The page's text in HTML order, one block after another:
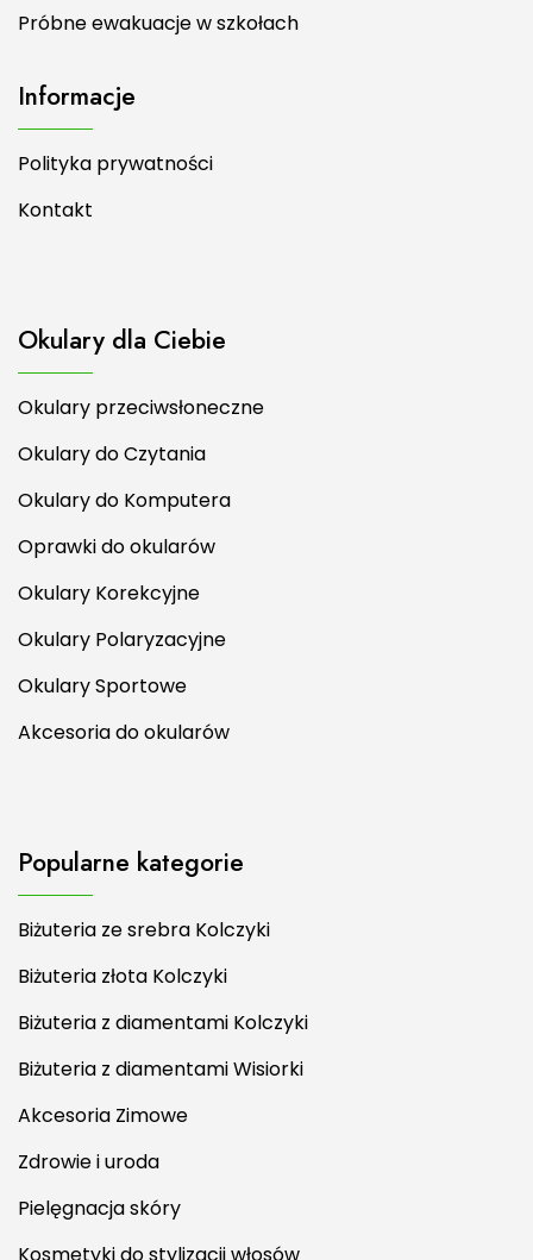
Próbne ewakuacje w szkołach
Informacje
Polityka prywatności
Kontakt
Okulary dla Ciebie
Okulary przeciwsłoneczne
Okulary do Czytania
Okulary do Komputera
Oprawki do okularów
Okulary Korekcyjne
Okulary Polaryzacyjne
Okulary Sportowe
Akcesoria do okularów
Popularne kategorie
Biżuteria ze srebra Kolczyki
Biżuteria złota Kolczyki
Biżuteria z diamentami Kolczyki
Biżuteria z diamentami Wisiorki
Akcesoria Zimowe
Zdrowie i uroda
Pielęgnacja skóry